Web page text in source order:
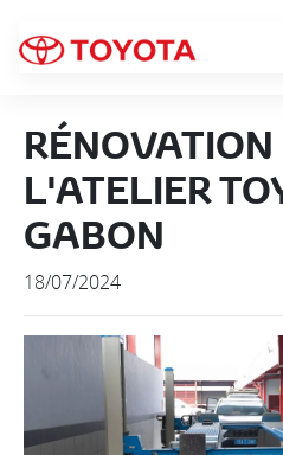
RÉNOVATION
L'ATELIER
GABON
18/07/2024